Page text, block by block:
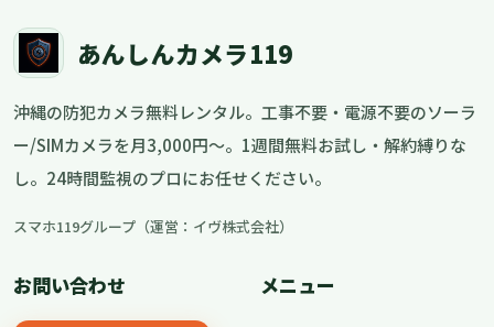
あんしんカメラ119
沖縄の防犯カメラ無料レンタル。工事不要・電源不要のソーラ
ー/SIMカメラを月3,000円〜。1週間無料お試し・解約縛りな
し。24時間監視のプロにお任せください。
スマホ119グループ（運営：イヴ株式会社）
お問い合わせ メニュー